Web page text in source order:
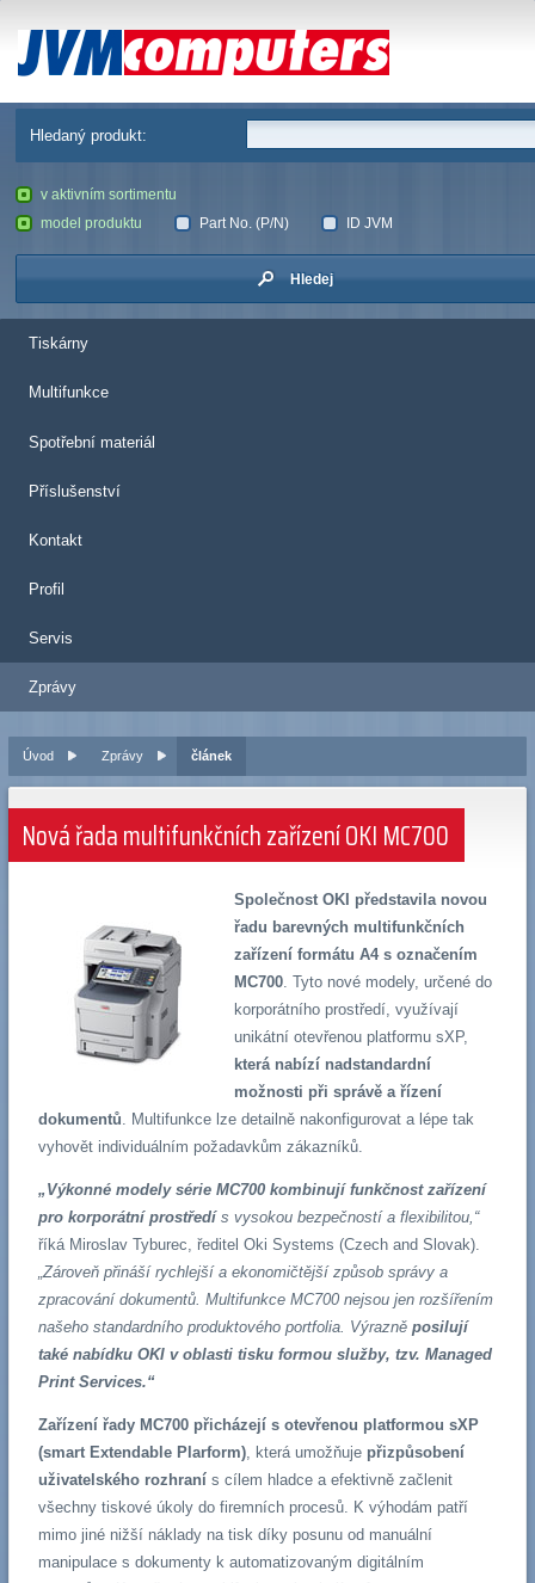
JVM Computers
Hledaný produkt:
v aktivním sortimentu
model produktu
Part No. (P/N) ID JVM
Hledej
Tiskárny
Multifunkce
Spotřební materiál
Příslušenství
Kontakt
Profil
Servis
Zprávy
Úvod Zprávy článek
Nová řada multifunkčních zařízení OKI MC700
Společnost OKI představila novou
řadu barevných multifunkčních
zařízení formátu A4 s označením
MC700. Tyto nové modely, určené do
korporátního prostředí, využívají
unikátní otevřenou platformu sXP,
která nabízí nadstandardní
možnosti při správě a řízení
dokumentů . Multifunkce lze detailně nakonfigurovat a lépe tak
vyhovět individuálním požadavkům zákazníků.
„Výkonné modely série MC700 kombinují funkčnost zařízení
pro korporátní prostředís vysokou bezpečností a flexibilitou,“
říká Miroslav Tyburec, ředitel Oki Systems (Czech and Slovak).
„Zároveň přináší rychlejší a ekonomičtější způsob správy a
zpracování dokumentů. Multifunkce MC700 nejsou jen rozšířením
našeho standardního produktového portfolia. Výrazněposilují
také nabídku OKI v oblasti tisku formou služby, tzv. Managed
Print Services.“
Zařízení řady MC700 přicházejí s otevřenou platformou sXP
(smart Extendable Plarform) , která umožňuje přizpůsobení
uživatelského rozhraní s cílem hladce a efektivně začlenit
všechny tiskové úkoly do firemních procesů. K výhodám patří
mimo jiné nižší náklady na tisk díky posunu od manuální
manipulace s dokumenty k automatizovaným digitálním